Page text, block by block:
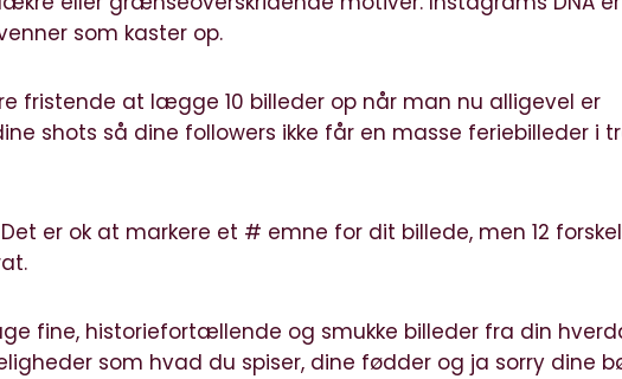
som kaster op.
fristende at lægge 10 billeder op når man nu alligevel er
shots så dine followers ikke får en masse feriebilleder i
er ok at markere et # emne for dit billede, men 12
fine, historiefortællende og smukke billeder fra din
som hvad du spiser, dine fødder og ja sorry dine